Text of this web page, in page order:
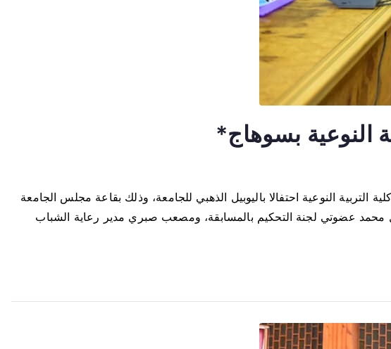
النوعية احتفالا باليوبيل الذهبي للجامعة، وذلك بقاعة مجلس الجامعة
محمد عضوتي لجنة التحكيم بالمسابقة، ومصعب صبري مدير رعاية الشباب